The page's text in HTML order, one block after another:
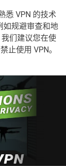
悉 VPN 的技术
如规避审查和地
们建议您在使
止使用 VPN。